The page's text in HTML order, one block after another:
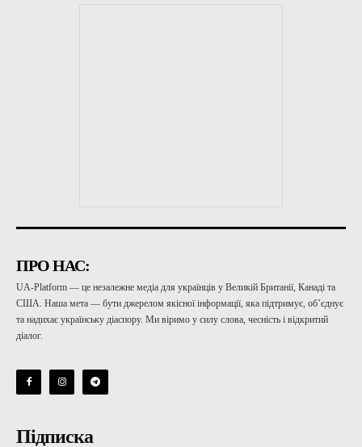
ПРО НАС:
UA-Platform — це незалежне медіа для українців у Великій Британії, Канаді та
США. Наша мета — бути джерелом якісної інформації, яка підтримує, об’єднує
та надихає українську діаспору. Ми віримо у силу слова, чесність і відкритий
діалог.
Підписка